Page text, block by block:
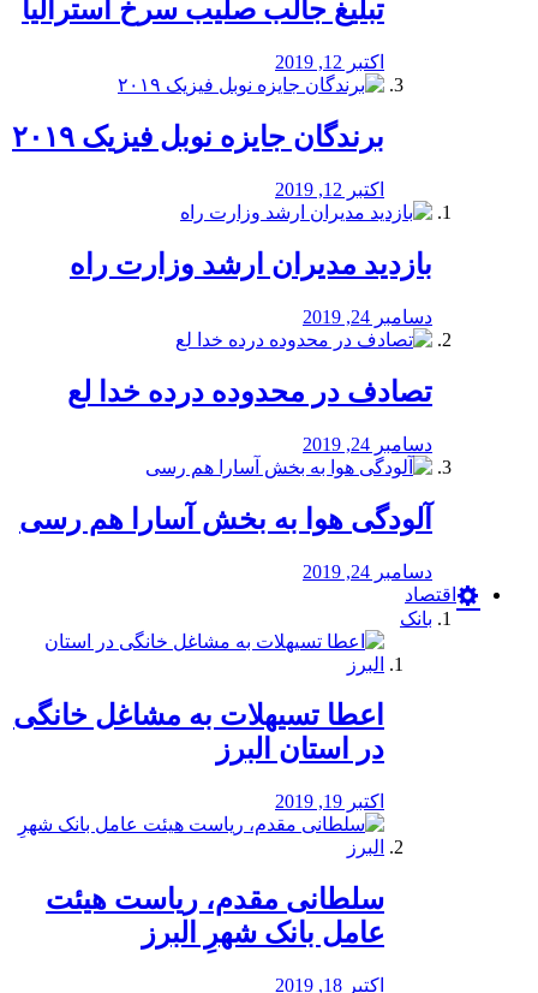
تبلیغ جالب صلیب سرخ استرالیا
اکتبر 12, 2019
برندگان جایزه نوبل فیزیک ۲۰۱۹
اکتبر 12, 2019
بازدید مدیران ارشد وزارت راه
دسامبر 24, 2019
تصادف در محدوده درده خدا لع
دسامبر 24, 2019
آلودگی هوا به بخش آسارا هم رسی
دسامبر 24, 2019
اقتصاد
بانک
️اعطا تسیهلات به مشاغل خانگی
در استان البرز
اکتبر 19, 2019
سلطانی مقدم، ریاست هیئت
عامل بانک شهرِ البرز
اکتبر 18, 2019